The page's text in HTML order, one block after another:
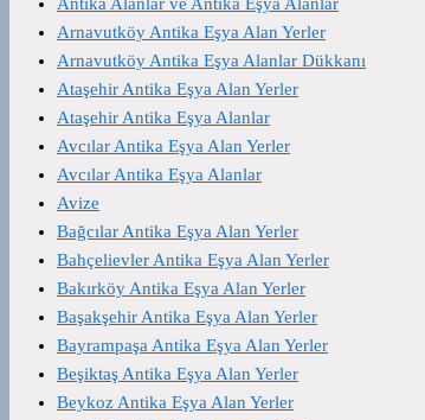
Arnavutköy Antika Eşya Alan Yerler
Arnavutköy Antika Eşya Alanlar Dükkanı
Ataşehir Antika Eşya Alan Yerler
Ataşehir Antika Eşya Alanlar
Avcılar Antika Eşya Alan Yerler
Avcılar Antika Eşya Alanlar
Avize
Bağcılar Antika Eşya Alan Yerler
Bahçelievler Antika Eşya Alan Yerler
Bakırköy Antika Eşya Alan Yerler
Başakşehir Antika Eşya Alan Yerler
Bayrampaşa Antika Eşya Alan Yerler
Beşiktaş Antika Eşya Alan Yerler
Beykoz Antika Eşya Alan Yerler